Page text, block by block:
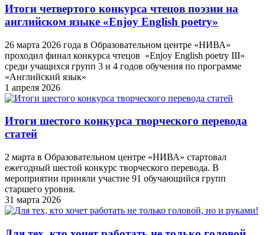
Итоги четвертого конкурса чтецов поэзии на
английском языке «Enjoy English poetry»
26 марта 2026 года в Образовательном центре «НИВА»
проходил финал конкурса чтецов «Enjoy English poetry III»
среди учащихся групп 3 и 4 годов обучения по программе
«Английский язык»
1 апреля 2026
Итоги шестого конкурса творческого перевода
статей
2 марта в Образовательном центре «НИВА» стартовал
ежегодный шестой конкурс творческого перевода. В
мероприятии приняли участие 91 обучающийся групп
старшего уровня.
31 марта 2026